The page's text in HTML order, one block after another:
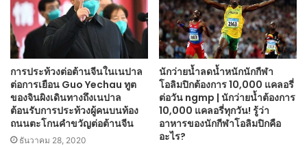
การประท้วงต่อต้านจีนในเนปาล
ต่อการเยือน Guo Yechau ทูต
ของจินผิงเดินทางถึงเนปาล
ต้อนรับการประท้วงผู้คนบนท้อง
ถนนตะโกนคำขวัญต่อต้านจีน
ธันวาคม 28, 2020
นักว่ายน้ำลดน้ำหนักนักกีฬา
โอลิมปิกต้องการ 10,000 แคลอรี่
ต่อวัน ngmp | นักว่ายน้ำต้องการ
10,000 แคลอรี่ทุกวัน! รู้ว่า
อาหารของนักกีฬาโอลิมปิกคือ
อะไร?